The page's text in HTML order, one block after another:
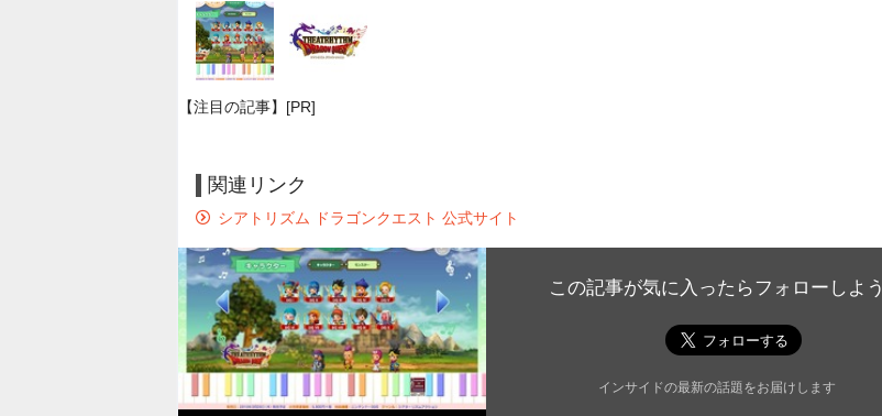
【注目の記事】[PR]
関連リンク
シアトリズム ドラゴンクエスト 公式サイト
この記事が気に入ったらフォローしよう
インサイドの最新の話題をお届けします